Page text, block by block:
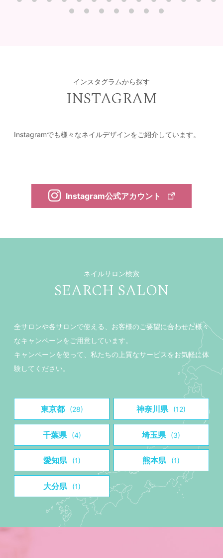
インスタグラムから探す
INSTAGRAM
Instagramでも様々なネイルデザインをご紹介しています。
Instagram公式アカウント
ネイルサロン検索
SEARCH SALON
全サロンや各サロンで使える、お客様のご要望に合わせた様々
なキャンペーンをご用意しています。
キャンペーンを使って、私たちの上質なサービスをお気軽に体
験してください。
東京都 (28) 神奈川県 (12)
千葉県 (4) 埼玉県 (3)
愛知県 (1) 熊本県 (1)
大分県 (1)